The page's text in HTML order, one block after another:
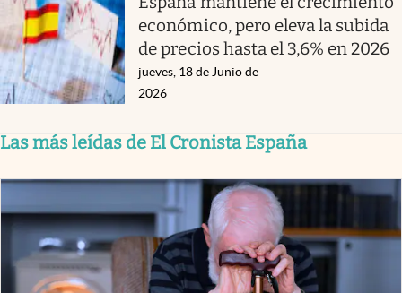
económico, pero eleva la subida
de precios hasta el 3,6% en 2026
jueves, 18 de Junio de
2026
Las más leídas de El Cronista España